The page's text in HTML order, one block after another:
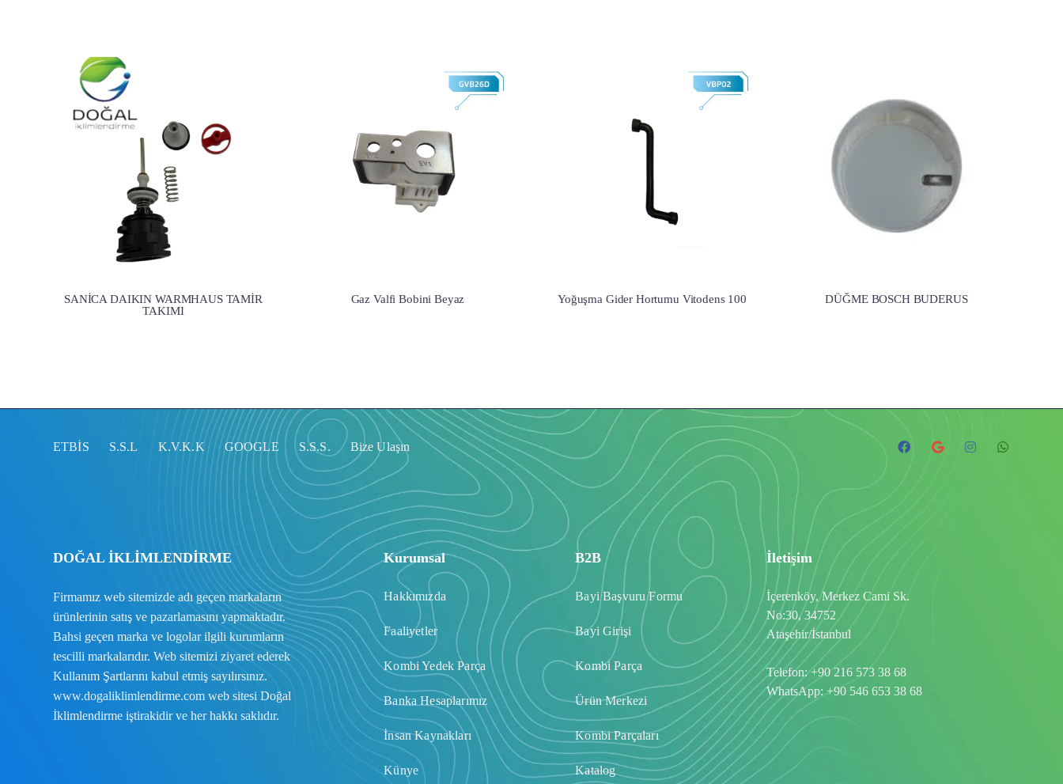
SANİCA DAIKIN WARMHAUS TAMİR
TAKIMI
Gaz Valfi Bobini Beyaz Yoğuşma Gider Hortumu Vitodens 100 DÜĞME BOSCH BUDERUS
ETBİS S.S.L K.V.K.K GOOGLE S.S.S. Bize Ulaşın
DOĞAL İKLİMLENDİRME
Firmamız web sitemizde adı geçen markaların
ürünlerinin satış ve pazarlamasını yapmaktadır.
Bahsi geçen marka ve logolar ilgili kurumların
tescilli markalarıdır. Web sitemizi ziyaret ederek
Kullanım Şartlarını kabul etmiş sayılırsınız.
www.dogaliklimlendirme.com web sitesi Doğal
İklimlendirme iştirakidir ve her hakkı saklıdır.
Kurumsal
Hakkımızda
Faaliyetler
Kombi Yedek Parça
Banka Hesaplarımız
İnsan Kaynakları
Künye
B2B
Bayi Başvuru Formu
Bayi Girişi
Kombi Parça
Ürün Merkezi
Kombi Parçaları
Katalog
İletişim
İçerenköy, Merkez Cami Sk.
No:30, 34752
Ataşehir/İstanbul
Telefon:+90 216 573 38 68
WhatsApp:+90 546 653 38 68